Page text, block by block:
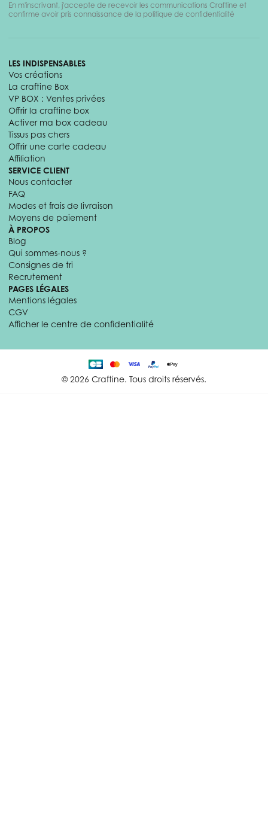
En m'inscrivant, j'accepte de recevoir les communications Craftine et
confirme avoir pris connaissance de la politique de confidentialité
LES INDISPENSABLES
Vos créations
La craftine Box
VP BOX : Ventes privées
Offrir la craftine box
Activer ma box cadeau
Tissus pas chers
Offrir une carte cadeau
Affiliation
SERVICE CLIENT
Nous contacter
FAQ
Modes et frais de livraison
Moyens de paiement
À PROPOS
Blog
Qui sommes-nous ?
Consignes de tri
Recrutement
PAGES LÉGALES
Mentions légales
CGV
Afficher le centre de confidentialité
© 2026 Craftine. Tous droits réservés.